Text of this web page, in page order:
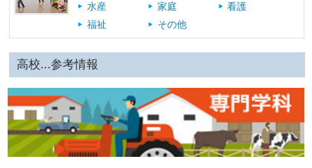
水産
家庭
看護
福祉
その他
高校...参考情報